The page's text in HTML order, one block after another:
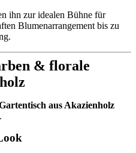
ihn zur idealen Bühne für
Blumenarrangement bis zu
& florale
aus Akazienholz